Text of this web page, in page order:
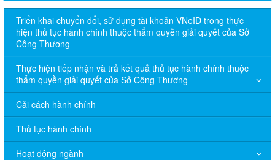
Triển khai chuyển đổi, sử dụng tài khoản VNeID trong thực
hiện thủ tục hành chính thuộc thẩm quyền giải quyết của Sở
Công Thương
Thực hiện tiếp nhận và trả kết quả thủ tục hành chính thuộc
thẩm quyền giải quyết của Sở Công Thương
Cải cách hành chính
Thủ tục hành chính
Hoạt động ngành